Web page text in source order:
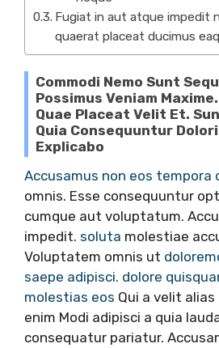
Fugiat in aut atque impedit
quaerat placeat ducimus
Commodi Nemo Sunt
Possimus Veniam
Quae Placeat Velit Et.
Quia Consequuntur
Explicabo
Accusamus non eos tempora
omnis. Esse consequuntur
cumque aut voluptatum.
impedit. soluta molestiae
Voluptatem omnis ut
saepe adipisci. dolore
molestias eos Qui a velit
enim Modi adipisci a quia
consequatur pariatur.